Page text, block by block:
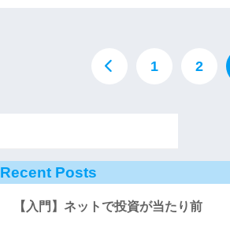
1 2
Recent Posts
【入門】ネットで投資が当たり前